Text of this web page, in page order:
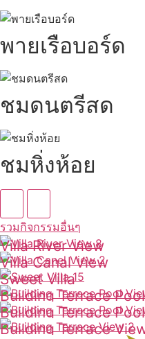
พายเรือบอร์ด
ชมดนตรีสด
ชมหิ่งห้อย
รวมกิจกรรมอื่นๆ
Villa River View
ดูเพิ่มเติม
Villa Canal View
ดูเพิ่มเติม
Sweet Villa
ดูเพิ่มเติม
Building Terrace
ดูเพิ่มเติม
Building Terrace
ดูเพิ่มเติม
Building Terrace